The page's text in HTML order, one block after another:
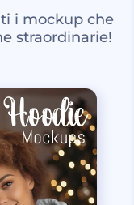
i mockup che
straordinarie!